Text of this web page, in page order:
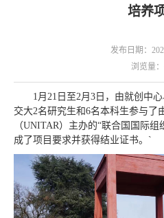
培养
发布日期：
浏览量：
1月21日至2月3日，由就创中
交大2名研究生和6名本科生参与了
（UNITAR）主办的“联合国国际
成了项目要求并获得结业证书。`